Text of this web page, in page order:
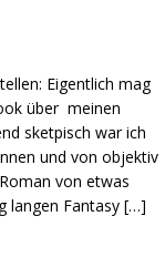
Eigentlich mag
über meinen
sketpisch war ich
und von objektiv
von etwas
langen Fantasy[…]